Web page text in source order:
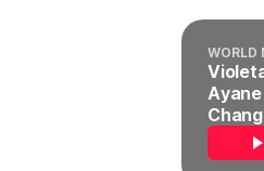
WORLD
Ayane